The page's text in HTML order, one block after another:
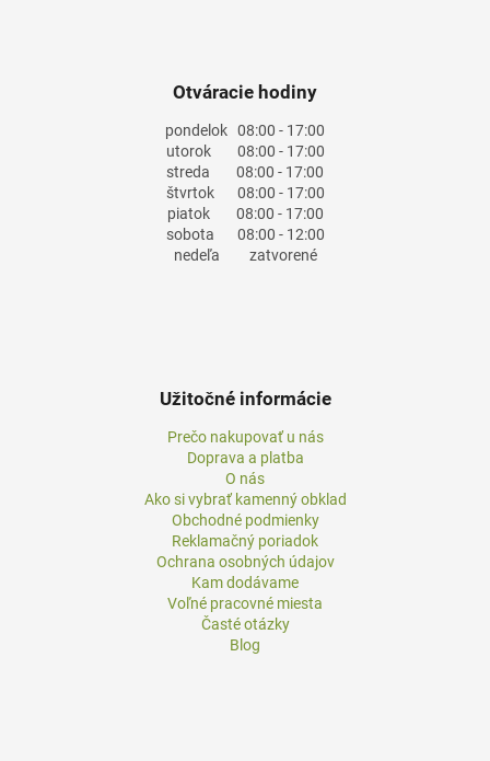
Otváracie hodiny
pondelok 08:00 - 17:00
utorok08:00 - 17:00
streda 08:00 - 17:00
štvrtok08:00 - 17:00
piatok08:00 - 17:00
sobota 08:00 - 12:00
nedeľa zatvorené
Užitočné informácie
Prečo nakupovať u nás
Doprava a platba
O nás
Ako si vybrať kamenný obklad
Obchodné podmienky
Reklamačný poriadok
Ochrana osobných údajov
Kam dodávame
Voľné pracovné miesta
Časté otázky
Blog